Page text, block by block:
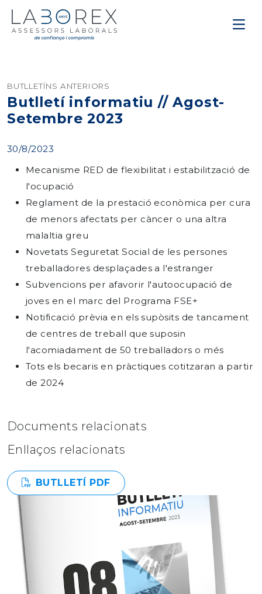
BUTLLETÍNS ANTERIORS
Butlletí informatiu // Agost-
Setembre 2023
30/8/2023
Mecanisme RED de flexibilitat i estabilització de
l'ocupació
Reglament de la prestació econòmica per cura
de menors afectats per càncer o una altra
malaltia greu
Novetats Seguretat Social de les persones
treballadores desplaçades a l'estranger
Subvencions per afavorir l'autoocupació de
joves en el marc del Programa FSE+
Notificació prèvia en els supòsits de tancament
de centres de treball que suposin
l'acomiadament de 50 treballadors o més
Tots els becaris en pràctiques cotitzaran a partir
de 2024
Documents relacionats
Enllaços relacionats
BUTLLETÍ PDF